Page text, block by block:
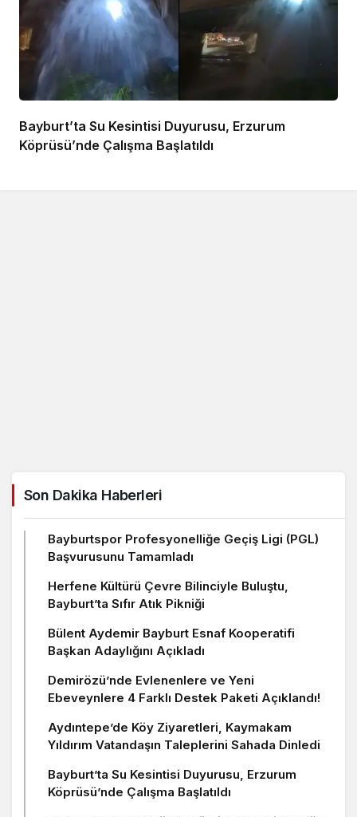
Bayburt’ta Su Kesintisi Duyurusu, Erzurum
Köprüsü’nde Çalışma Başlatıldı
Son Dakika Haberleri
Bayburtspor Profesyonelliğe Geçiş Ligi (PGL)
Başvurusunu Tamamladı
Herfene Kültürü Çevre Bilinciyle Buluştu,
Bayburt’ta Sıfır Atık Pikniği
Bülent Aydemir Bayburt Esnaf Kooperatifi
Başkan Adaylığını Açıkladı
Demirözü’nde Evlenenlere ve Yeni
Ebeveynlere 4 Farklı Destek Paketi Açıklandı!
Aydıntepe’de Köy Ziyaretleri, Kaymakam
Yıldırım Vatandaşın Taleplerini Sahada Dinledi
Bayburt’ta Su Kesintisi Duyurusu, Erzurum
Köprüsü’nde Çalışma Başlatıldı